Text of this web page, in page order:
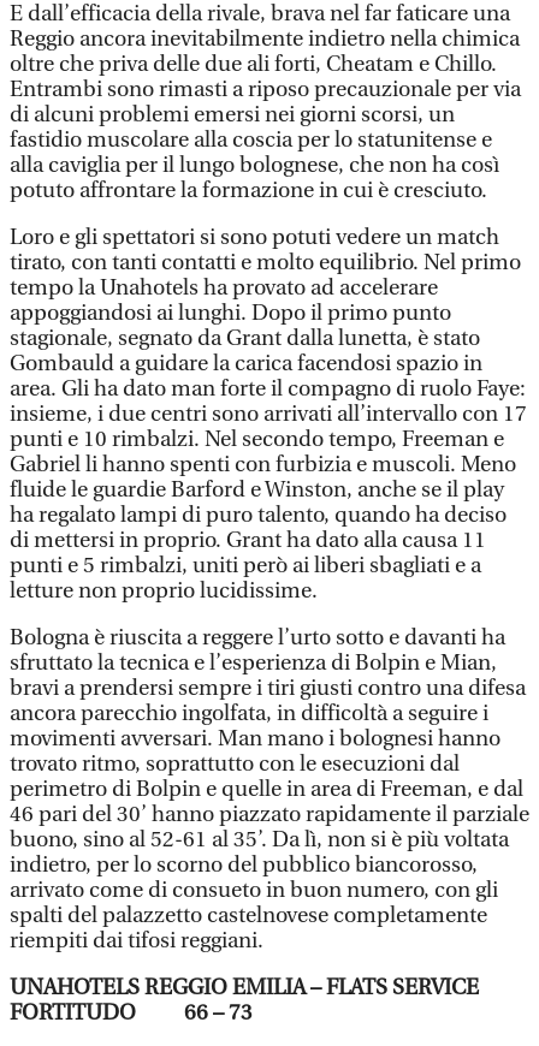
E dall’efficacia della rivale, brava nel far faticare una
Reggio ancora inevitabilmente indietro nella chimica
oltre che priva delle due ali forti, Cheatam e Chillo.
Entrambi sono rimasti a riposo precauzionale per via
di alcuni problemi emersi nei giorni scorsi, un
fastidio muscolare alla coscia per lo statunitense e
alla caviglia per il lungo bolognese, che non ha così
potuto affrontare la formazione in cui è cresciuto.
Loro e gli spettatori si sono potuti vedere un match
tirato, con tanti contatti e molto equilibrio. Nel primo
tempo la Unahotels ha provato ad accelerare
appoggiandosi ai lunghi. Dopo il primo punto
stagionale, segnato da Grant dalla lunetta, è stato
Gombauld a guidare la carica facendosi spazio in
area. Gli ha dato man forte il compagno di ruolo Faye:
insieme, i due centri sono arrivati all’intervallo con 17
punti e 10 rimbalzi. Nel secondo tempo, Freeman e
Gabriel li hanno spenti con furbizia e muscoli. Meno
fluide le guardie Barford e Winston, anche se il play
ha regalato lampi di puro talento, quando ha deciso
di mettersi in proprio. Grant ha dato alla causa 11
punti e 5 rimbalzi, uniti però ai liberi sbagliati e a
letture non proprio lucidissime.
Bologna è riuscita a reggere l’urto sotto e davanti ha
sfruttato la tecnica e l’esperienza di Bolpin e Mian,
bravi a prendersi sempre i tiri giusti contro una difesa
ancora parecchio ingolfata, in difficoltà a seguire i
movimenti avversari. Man mano i bolognesi hanno
trovato ritmo, soprattutto con le esecuzioni dal
perimetro di Bolpin e quelle in area di Freeman, e dal
46 pari del 30’ hanno piazzato rapidamente il parziale
buono, sino al 52-61 al 35’. Da lì, non si è più voltata
indietro, per lo scorno del pubblico biancorosso,
arrivato come di consueto in buon numero, con gli
spalti del palazzetto castelnovese completamente
riempiti dai tifosi reggiani.
UNAHOTELS REGGIO EMILIA – FLATS SERVICE
FORTITUDO 66 – 73